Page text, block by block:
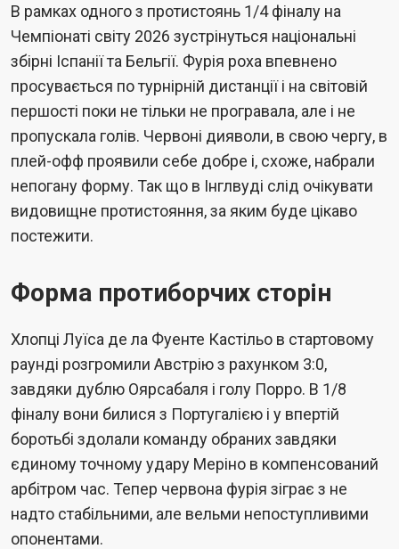
В рамках одного з протистоянь 1/4 фіналу на
Чемпіонаті світу 2026 зустрінуться національні
збірні Іспанії та Бельгії. Фурія роха впевнено
просувається по турнірній дистанції і на світовій
першості поки не тільки не програвала, але і не
пропускала голів. Червоні дияволи, в свою чергу, в
плей-офф проявили себе добре і, схоже, набрали
непогану форму. Так що в Інглвуді слід очікувати
видовищне протистояння, за яким буде цікаво
постежити.
Форма протиборчих сторін
Хлопці Луїса де ла Фуенте Кастільо в стартовому
раунді розгромили Австрію з рахунком 3:0,
завдяки дублю Оярсабаля і голу Порро. В 1/8
фіналу вони билися з Португалією і у впертій
боротьбі здолали команду обраних завдяки
єдиному точному удару Меріно в компенсований
арбітром час. Тепер червона фурія зіграє з не
надто стабільними, але вельми непоступливими
опонентами.